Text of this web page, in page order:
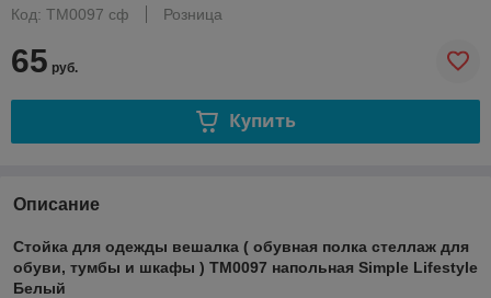
Код: ТМ0097 сф
Розница
65 руб.
Купить
Описание
Стойка для одежды вешалка ( обувная полка стеллаж для
обуви, тумбы и шкафы ) ТМ0097 напольная Simple Lifestyle
Белый